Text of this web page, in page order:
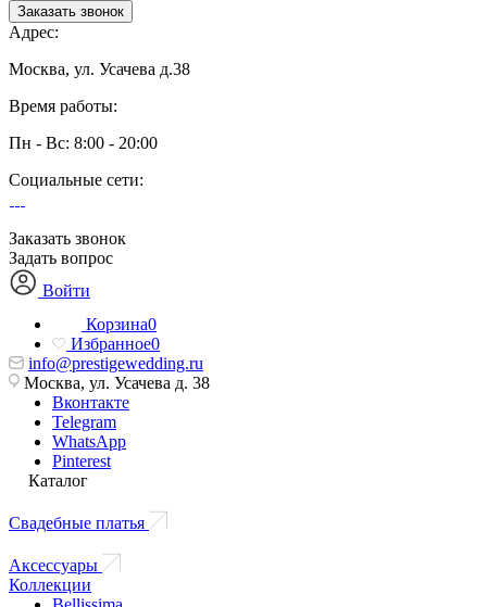
Заказать звонок
Адрес:
Москва, ул. Усачева д.38
Время работы:
Пн - Вс: 8:00 - 20:00
Социальные сети:
Заказать звонок
Задать вопрос
Войти
Корзина0
Избранное0
info@prestigewedding.ru
Москва, ул. Усачева д. 38
Вконтакте
Telegram
WhatsApp
Pinterest
Каталог
Свадебные платья
Аксессуары
Коллекции